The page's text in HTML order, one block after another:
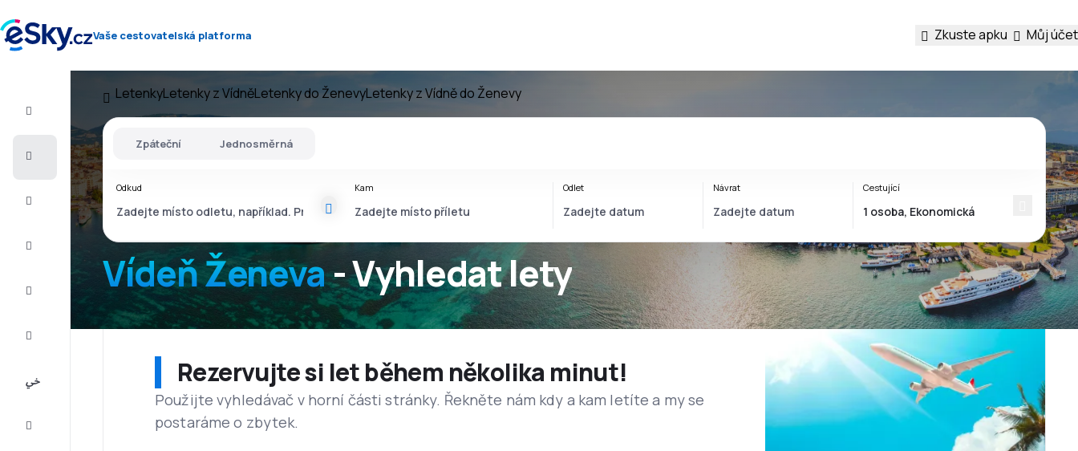
Vaše cestovatelská platforma Zkuste apku Můj účet
Letenky
Dovolená
LetenkyLetenky z VídněLetenky do ŽenevyLetenky z Vídně do Ženevy
Vídeň Ženeva- Vyhledat lety
Zpáteční Jednosměrná
Odkud Kam Odlet Návrat Cestující
Rezervujte si let během několika minut!
Použijte vyhledávač v horní části stránky. Řekněte nám kdy a kam letíte a my se
postaráme o zbytek.